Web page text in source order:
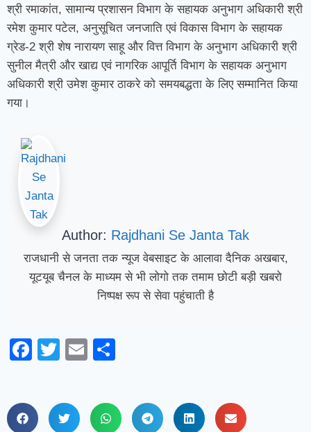
श्री रमाकांत, सामान्य प्रशासन विभाग के सहायक अनुभाग अधिकारी श्री
रमेश कुमार पटेल, अनुसूचित जनजाति एवं विकास विभाग के सहायक
ग्रेड-2 श्री शेष नारायण साहू और वित्त विभाग के अनुभाग अधिकारी श्री
सुनील मैत्री और खाद्य एवं नागरिक आपूर्ति विभाग के सहायक अनुभाग
अधिकारी श्री उमेश कुमार ठाकरे को समयबद्धता के लिए सम्मानित किया
गया।
Author: Rajdhani Se Janta Tak
राजधानी से जनता तक न्यूज वेबसाइट के आलावा दैनिक अखबार,
यूटयूब चैनल के माध्यम से भी लोगो तक तमाम छोटी बड़ी खबरो
निष्पक्ष रूप से सेवा पहुंचाती है
Facebook
TwitterEmail